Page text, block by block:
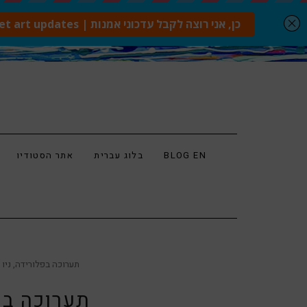
אתר הסטודיו בלוג עברית BLOG EN
תערוכה בפלורידה,
תערוכה